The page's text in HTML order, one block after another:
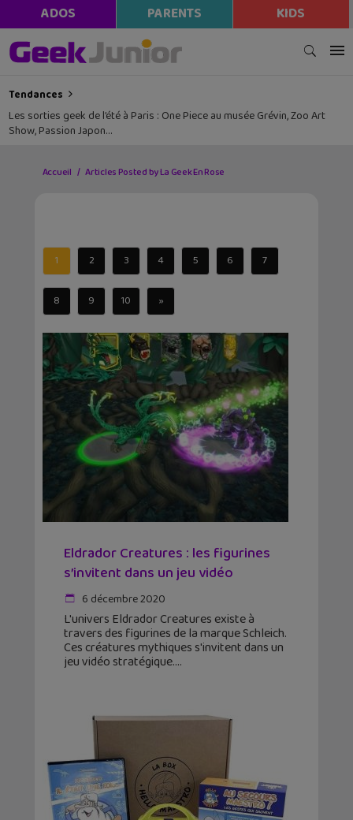
ADOS PARENTS KIDS
Tendances
Les sorties geek de l’été à Paris : One Piece au musée Grévin, Zoo Art
Show, Passion Japon…
Accueil Articles Posted by La Geek En Rose
1 2 3 4 5 6 7
8 9 10 »
Eldrador Creatures : les figurines
s’invitent dans un jeu vidéo
6 décembre 2020
L'univers Eldrador Creatures existe à
travers des figurines de la marque Schleich.
Ces créatures mythiques s'invitent dans un
jeu vidéo stratégique.